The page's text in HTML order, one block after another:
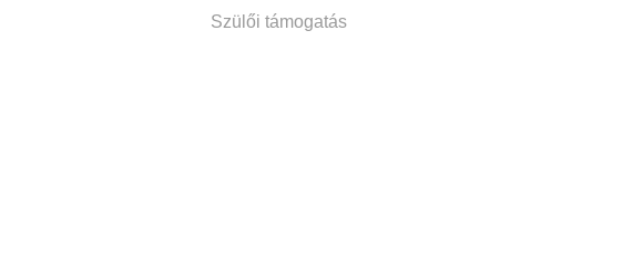
Szülői támogatás